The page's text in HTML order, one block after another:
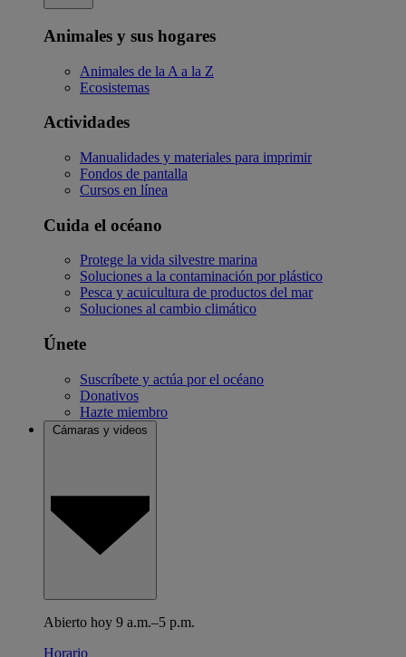
Animales y sus hogares
Animales de la A a la Z
Ecosistemas
Actividades
Manualidades y materiales para imprimir
Fondos de pantalla
Cursos en línea
Cuida el océano
Protege la vida silvestre marina
Soluciones a la contaminación por plástico
Pesca y acuicultura de productos del mar
Soluciones al cambio climático
Únete
Suscríbete y actúa por el océano
Donativos
Hazte miembro
Cámaras y videos
Abierto hoy 9 a.m.–5 p.m.
Horario